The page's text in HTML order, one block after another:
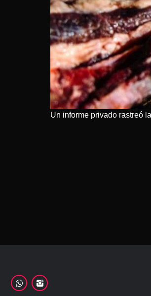
Un informe privado rastreó